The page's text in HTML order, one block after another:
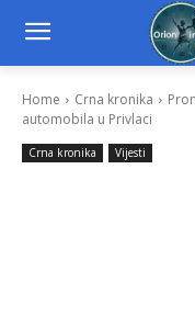
Home Crna kronika
automobila u Privlaci
Crna kronika Vijesti